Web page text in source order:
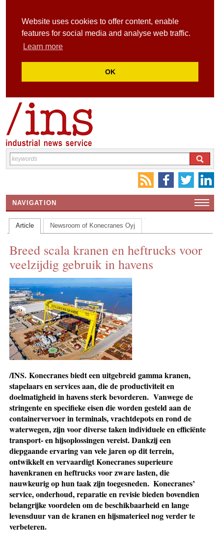
Website uses cookies to offer content, enable
features for social media and analyse web traffic.
Learn more
OK
NAVIGATION
HOME
CONTACT US
INS MAIN WEBSITE
ABOUT US
Article Newsroom of Konecranes Oyj
Breed scala kranen en heftrucks voor
veelzijdig gebruik in havens
/INS.Konecranes biedt een uitgebreid gamma kranen,
stapelaars en services aan, die de productiviteit en
doelmatigheid in havens sterk bevorderen. Vanwege de
stringente en specifieke eisen die worden gesteld aan de
containervervoer in terminals, vrachtdepots en rond de
water­wegen, zijn voor diverse taken individuele en efficiënte
transport- en hijsoplossingen vereist. Dankzij een
diepgaande ervaring van vele jaren op dit terrein,
ontwikkelt en vervaardigt Konecranes superieure
havenkranen en heftrucks voor zware lasten, die
nauwkeurig op hun taak zijn toegesneden. Konecranes’
service, onderhoud, repa­ratie en revisie bieden bovendien
belangrijke voordelen om de be­schik­baarheid en lange
levensduur van de kranen en hijs­materieel nog verder te
verbeteren.